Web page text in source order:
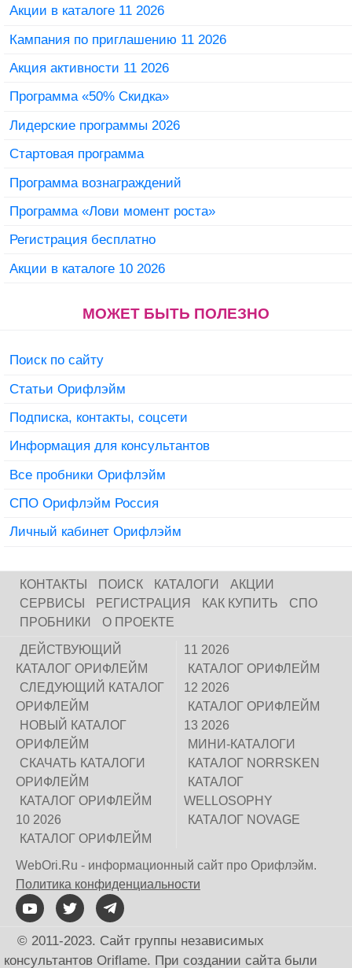
Акции в каталоге 11 2026
Кампания по приглашению 11 2026
Акция активности 11 2026
Программа «50% Скидка»
Лидерские программы 2026
Стартовая программа
Программа вознаграждений
Программа «Лови момент роста»
Регистрация бесплатно
Акции в каталоге 10 2026
МОЖЕТ БЫТЬ ПОЛЕЗНО
Поиск по сайту
Статьи Орифлэйм
Подписка, контакты, соцсети
Информация для консультантов
Все пробники Орифлэйм
СПО Орифлэйм Россия
Личный кабинет Орифлэйм
КОНТАКТЫ ПОИСК КАТАЛОГИ
АКЦИИ
СЕРВИСЫ
РЕГИСТРАЦИЯ КАК КУПИТЬ
СПО
ПРОБНИКИ
О ПРОЕКТЕ
ДЕЙСТВУЮЩИЙ
КАТАЛОГ ОРИФЛЕЙМ
СЛЕДУЮЩИЙ КАТАЛОГ
ОРИФЛЕЙМ
НОВЫЙ КАТАЛОГ
ОРИФЛЕЙМ
СКАЧАТЬ КАТАЛОГИ
ОРИФЛЕЙМ
КАТАЛОГ ОРИФЛЕЙМ
10 2026
КАТАЛОГ ОРИФЛЕЙМ
11 2026
КАТАЛОГ ОРИФЛЕЙМ
12 2026
КАТАЛОГ ОРИФЛЕЙМ
13 2026
МИНИ-КАТАЛОГИ
КАТАЛОГ NORRSKEN
КАТАЛОГ
WELLOSOPHY
КАТАЛОГ NOVAGE
WebOri.Ru - информационный сайт про Орифлэйм.
Политика конфиденциальности
© 2011-2023. Сайт группы независимых
консультантов Oriflame. При создании сайта были